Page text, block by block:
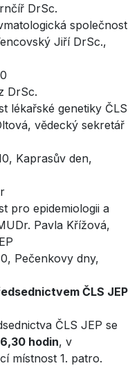
DrSc.
společnost
Jiří DrSc.,
DrSc.
lékařské genetiky ČLS
vědecký sekretář
Kaprasův den,
pro epidemiologii a
Pavla Křížová,
Pečenkovy dny,
ČLS JEP
ČLS JEP se
hodin, v
místnost 1. patro.